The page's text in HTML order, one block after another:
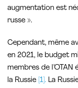
augmentation est
russe ».
Cependant, même
en 2021, le budget
membres de
la Russie [1]. La